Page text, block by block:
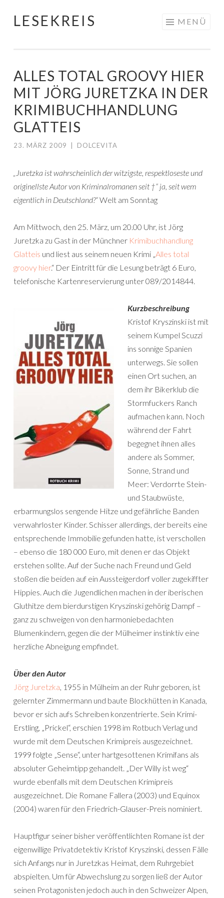
Springe
LESEKREIS MENÜ
ALLES TOTAL GROOVY HIER
MIT JÖRG JURETZKA IN DER
KRIMIBUCHHANDLUNG
GLATTEIS
23. MÄRZ 2009 DOLCEVITA
„Juretzka ist wahrscheinlich der witzigste, respektloseste und
originellste Autor von Kriminalromanen seit †“ ja, seit wem
eigentlich in Deutschland?“Welt am Sonntag
Am Mittwoch, den 25. März, um 20.00 Uhr, ist Jörg
Juretzka zu Gast in der Münchner Krimibuchhandlung
Glatteis und liest aus seinem neuen Krimi „Alles total
groovy hier.“ Der Eintritt für die Lesung beträgt 6 Euro,
telefonische Kartenreservierung unter 089/2014844.
Kurzbeschreibung
Kristof Kryszinski ist mit
seinem Kumpel Scuzzi
ins sonnige Spanien
unterwegs. Sie sollen
einen Ort suchen, an
dem ihr Bikerklub die
Stormfuckers Ranch
aufmachen kann. Noch
während der Fahrt
begegnet ihnen alles
andere als Sommer,
Sonne, Strand und
Meer: Verdorrte Stein-
und Staubwüste,
erbarmungslos sengende Hitze und gefährliche Banden
verwahrloster Kinder. Schisser allerdings, der bereits eine
entsprechende Immobilie gefunden hatte, ist verschollen
– ebenso die 180 000 Euro, mit denen er das Objekt
erstehen sollte. Auf der Suche nach Freund und Geld
stoßen die beiden auf ein Aussteigerdorf voller zugekiffter
Hippies. Auch die Jugendlichen machen in der iberischen
Gluthitze dem bierdurstigen Kryszinski gehörig Dampf –
ganz zu schweigen von den harmoniebedachten
Blumenkindern, gegen die der Mülheimer instinktiv eine
herzliche Abneigung empfindet.
Über den Autor
Jörg Juretzka, 1955 in Mülheim an der Ruhr geboren, ist
gelernter Zimmermann und baute Blockhütten in Kanada,
bevor er sich aufs Schreiben konzentrierte. Sein Krimi-
Erstling, „Prickel“, erschien 1998 im Rotbuch Verlag und
wurde mit dem Deutschen Krimipreis ausgezeichnet.
1999 folgte „Sense“, unter hartgesottenen Krimifans als
absoluter Geheimtipp gehandelt. „Der Willy ist weg“
wurde ebenfalls mit dem Deutschen Krimipreis
ausgezeichnet. Die Romane Fallera (2003) und Equinox
(2004) waren für den Friedrich-Glauser-Preis nominiert.
Hauptfigur seiner bisher veröffentlichten Romane ist der
eigenwillige Privatdetektiv Kristof Kryszinski, dessen Fälle
sich Anfangs nur in Juretzkas Heimat, dem Ruhrgebiet
abspielten. Um für Abwechslung zu sorgen ließ der Autor
seinen Protagonisten jedoch auch in den Schweizer Alpen,